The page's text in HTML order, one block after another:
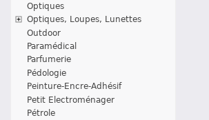
Optiques
Optiques, Loupes, Lunettes
Outdoor
Paramédical
Parfumerie
Pédologie
Peinture-Encre-Adhésif
Petit Electroménager
Pétrole